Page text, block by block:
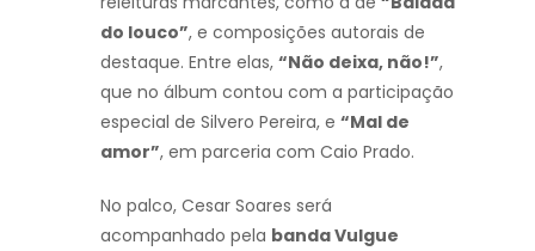
do louco”, e composições autorais de
destaque. Entre elas, “Não deixa, não!”,
que no álbum contou com a participação
especial de Silvero Pereira, e “Mal de
amor”, em parceria com Caio Prado.
No palco, Cesar Soares será
acompanhado pela banda Vulgue